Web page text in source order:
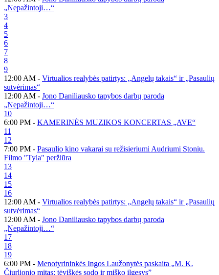
„Nepažintoji…“
3
4
5
6
7
8
9
12:00 AM - Virtualios realybės patirtys: „Angelų takais“ ir „Pasaulių
sutvėrimas“
12:00 AM - Jono Daniliausko tapybos darbų paroda
„Nepažintoji…“
10
6:00 PM - KAMERINĖS MUZIKOS KONCERTAS „AVE“
11
12
7:00 PM - Pasaulio kino vakarai su režisieriumi Audriumi Stoniu.
Filmo "Tyla" peržiūra
13
14
15
16
12:00 AM - Virtualios realybės patirtys: „Angelų takais“ ir „Pasaulių
sutvėrimas“
12:00 AM - Jono Daniliausko tapybos darbų paroda
„Nepažintoji…“
17
18
19
6:00 PM - Menotyrininkės Ingos Laužonytės paskaita „M. K.
Čiurlionio mitas: tėviškės sodo ir miško ilgesys”